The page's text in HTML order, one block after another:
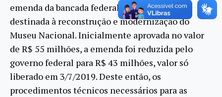
emenda da bancada federal do Rio de Janeiro
destinada à reconstrução e modernização do
Museu Nacional. Inicialmente aprovada no valor
de R$ 55 milhões, a emenda foi reduzida pelo
governo federal para R$ 43 milhões, valor só
liberado em 3/7/2019. Deste então, os
procedimentos técnicos necessários para as